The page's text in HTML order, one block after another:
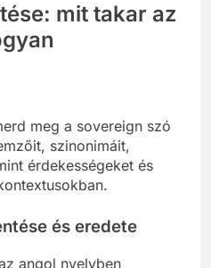
mit takar az
meg a sovereign szó
szinonimáit,
érdekességeket és
és eredete
angol nyelvben